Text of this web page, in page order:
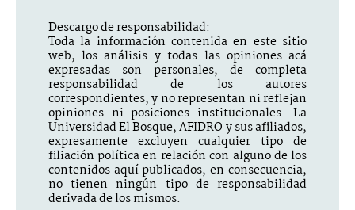
Descargo de responsabilidad:
Toda la información contenida en este sitio
web, los análisis y todas las opiniones acá
expresadas son personales, de completa
responsabilidad de los autores
correspondientes, y no representan ni reflejan
opiniones ni posiciones institucionales. La
Universidad El Bosque, AFIDRO y sus afiliados,
expresamente excluyen cualquier tipo de
filiación política en relación con alguno de los
contenidos aquí publicados, en consecuencia,
no tienen ningún tipo de responsabilidad
derivada de los mismos.